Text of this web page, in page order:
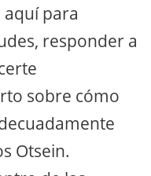
aquí para
responder a
sobre cómo
Otsein.